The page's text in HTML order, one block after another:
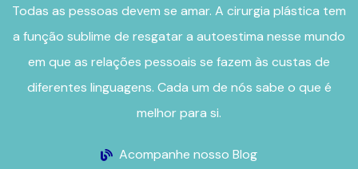
Todas as pessoas devem se amar. A cirurgia plástica tem
a função sublime de resgatar a autoestima nesse mundo
em que as relações pessoais se fazem às custas de
diferentes linguagens. Cada um de nós sabe o que é
melhor para si.
Acompanhe nosso Blog